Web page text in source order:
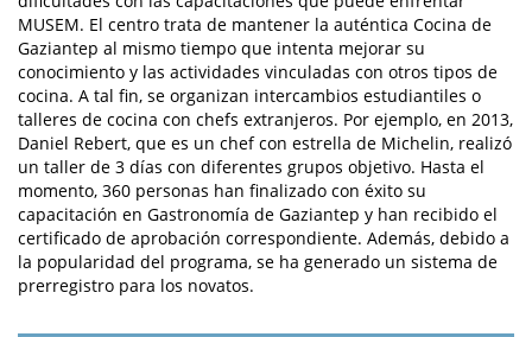
MUSEM. El centro trata de mantener la auténtica Cocina de
Gaziantep al mismo tiempo que intenta mejorar su
conocimiento y las actividades vinculadas con otros tipos de
cocina. A tal fin, se organizan intercambios estudiantiles o
talleres de cocina con chefs extranjeros. Por ejemplo, en 2013,
Daniel Rebert, que es un chef con estrella de Michelin, realizó
un taller de 3 días con diferentes grupos objetivo. Hasta el
momento, 360 personas han finalizado con éxito su
capacitación en Gastronomía de Gaziantep y han recibido el
certificado de aprobación correspondiente. Además, debido a
la popularidad del programa, se ha generado un sistema de
prerregistro para los novatos.